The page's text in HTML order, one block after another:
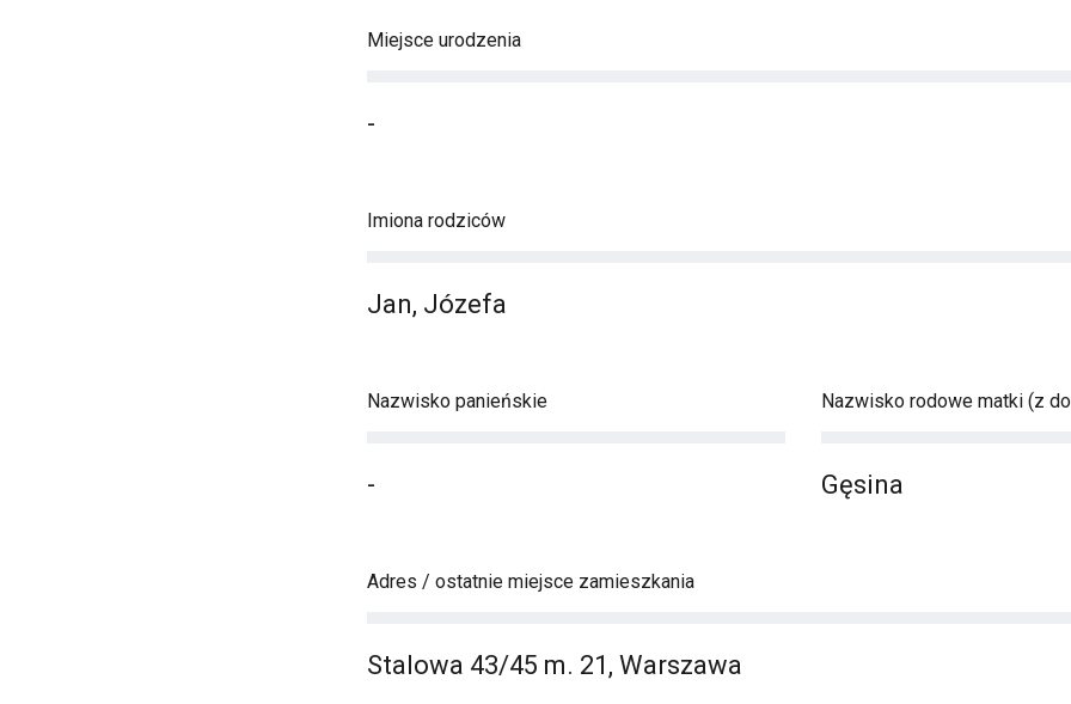
Miejsce urodzenia
-
Imiona rodziców
Jan, Józefa
Nazwisko panieńskie
-
Nazwisko rodowe matki (z
Gęsina
Adres / ostatnie miejsce zamieszkania
Stalowa 43/45 m. 21, Warszawa